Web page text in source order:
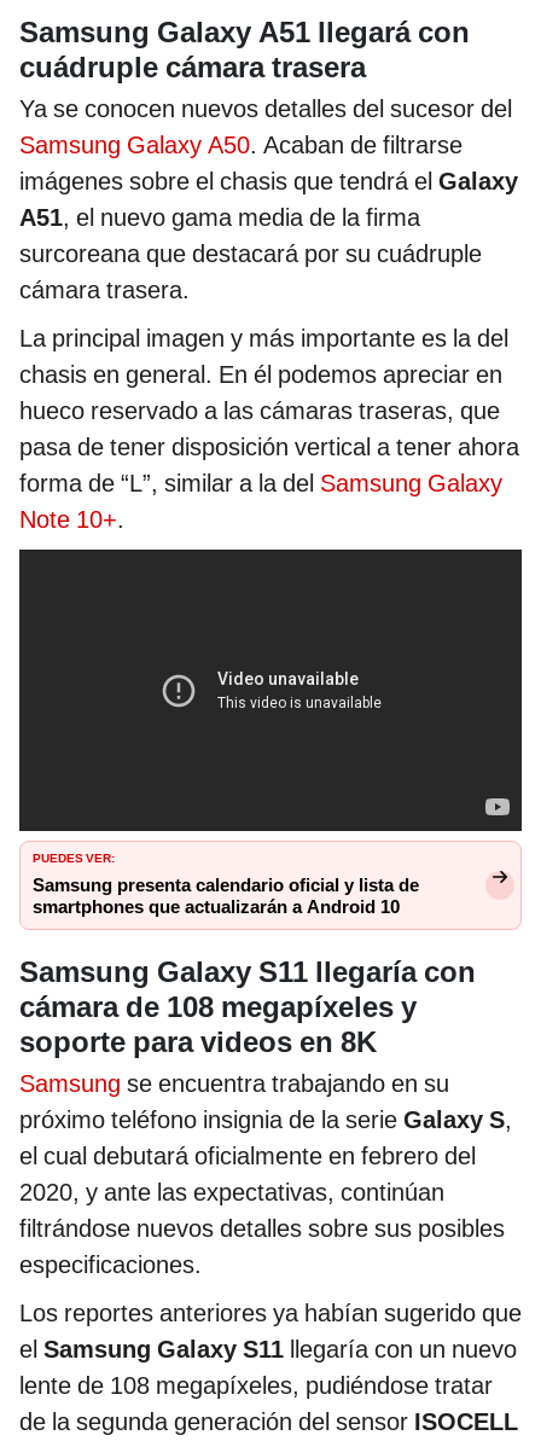
Samsung Galaxy A51 llegará con
cuádruple cámara trasera
Ya se conocen nuevos detalles del sucesor del
Samsung Galaxy A50. Acaban de filtrarse
imágenes sobre el chasis que tendrá el Galaxy
A51, el nuevo gama media de la firma
surcoreana que destacará por su cuádruple
cámara trasera.
La principal imagen y más importante es la del
chasis en general. En él podemos apreciar en
hueco reservado a las cámaras traseras, que
pasa de tener disposición vertical a tener ahora
forma de “L”, similar a la del Samsung Galaxy
Note 10+.
PUEDES VER:
Samsung presenta calendario oficial y lista de
smartphones que actualizarán a Android 10
Samsung Galaxy S11 llegaría con
cámara de 108 megapíxeles y
soporte para videos en 8K
Samsung se encuentra trabajando en su
próximo teléfono insignia de la serie Galaxy S,
el cual debutará oficialmente en febrero del
2020, y ante las expectativas, continúan
filtrándose nuevos detalles sobre sus posibles
especificaciones.
Los reportes anteriores ya habían sugerido que
el Samsung Galaxy S11 llegaría con un nuevo
lente de 108 megapíxeles, pudiéndose tratar
de la segunda generación del sensor ISOCELL